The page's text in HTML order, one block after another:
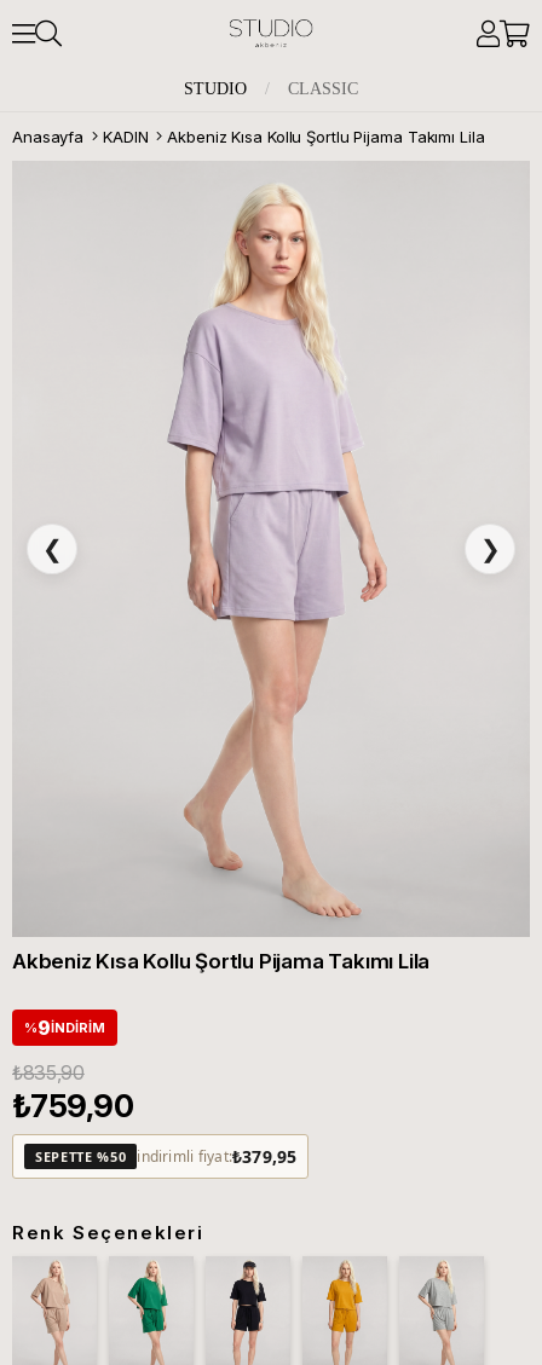
STUDIO / CLASSIC
Anasayfa KADIN Akbeniz Kısa Kollu Şortlu Pijama Takımı Lila
❮ ❯
Akbeniz Kısa Kollu Şortlu Pijama Takımı Lila
%9İNDIRIM
₺835,90
₺759,90
SEPETTE %50 indirimli fiyat:₺379,95
Renk Seçenekleri